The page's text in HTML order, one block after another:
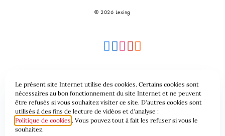
© 2026 Lexing
Plan du site Conditions générales
Protection des données & Cookies
Le présent site Internet utilise des cookies. Certains cookies sont
nécessaires au bon fonctionnement du site Internet et ne peuvent
être refusés si vous souhaitez visiter ce site. D'autres cookies sont
utilisés à des fins de lecture de vidéos et d'analyse :
Politique de cookies . Vous pouvez tout à fait les refuser si vous le
souhaitez.